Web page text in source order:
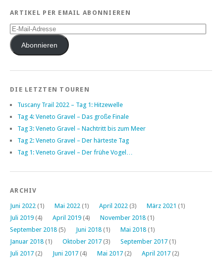
ARTIKEL PER EMAIL ABONNIEREN
E-
Mail-
AdresseAbonnieren
DIE LETZTEN TOUREN
Tuscany Trail 2022 – Tag 1: Hitzewelle
Tag 4: Veneto Gravel – Das große Finale
Tag 3: Veneto Gravel – Nachtritt bis zum Meer
Tag 2: Veneto Gravel – Der härteste Tag
Tag 1: Veneto Gravel – Der frühe Vogel…
ARCHIV
Juni 2022 (1) Mai 2022 (1) April 2022 (3) März 2021 (1)
Juli 2019 (4) April 2019 (4) November 2018 (1)
September 2018 (5) Juni 2018 (1) Mai 2018 (1)
Januar 2018 (1) Oktober 2017 (3) September 2017 (1)
Juli 2017 (2) Juni 2017 (4) Mai 2017 (2) April 2017 (2)